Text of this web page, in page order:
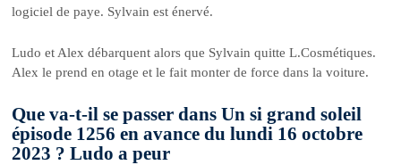
logiciel de paye. Sylvain est énervé.
Ludo et Alex débarquent alors que Sylvain quitte L.Cosmétiques.
Alex le prend en otage et le fait monter de force dans la voiture.
Que va-t-il se passer dans Un si grand soleil
épisode 1256 en avance du lundi 16 octobre
2023 ? Ludo a peur